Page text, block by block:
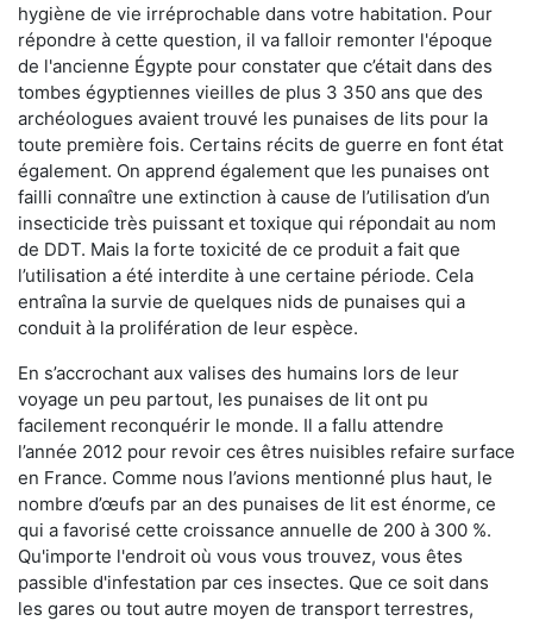
hygiène de vie irréprochable dans votre habitation. Pour
répondre à cette question, il va falloir remonter l'époque
de l'ancienne Égypte pour constater que c’était dans des
tombes égyptiennes vieilles de plus 3 350 ans que des
archéologues avaient trouvé les punaises de lits pour la
toute première fois. Certains récits de guerre en font état
également. On apprend également que les punaises ont
failli connaître une extinction à cause de l’utilisation d’un
insecticide très puissant et toxique qui répondait au nom
de DDT. Mais la forte toxicité de ce produit a fait que
l’utilisation a été interdite à une certaine période. Cela
entraîna la survie de quelques nids de punaises qui a
conduit à la prolifération de leur espèce.
En s’accrochant aux valises des humains lors de leur
voyage un peu partout, les punaises de lit ont pu
facilement reconquérir le monde. Il a fallu attendre
l’année 2012 pour revoir ces êtres nuisibles refaire surface
en France. Comme nous l’avions mentionné plus haut, le
nombre d’œufs par an des punaises de lit est énorme, ce
qui a favorisé cette croissance annuelle de 200 à 300 %.
Qu'importe l'endroit où vous vous trouvez, vous êtes
passible d'infestation par ces insectes. Que ce soit dans
les gares ou tout autre moyen de transport terrestres,